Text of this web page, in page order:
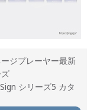
ジプレーヤー最新
シリーズ5 カタ